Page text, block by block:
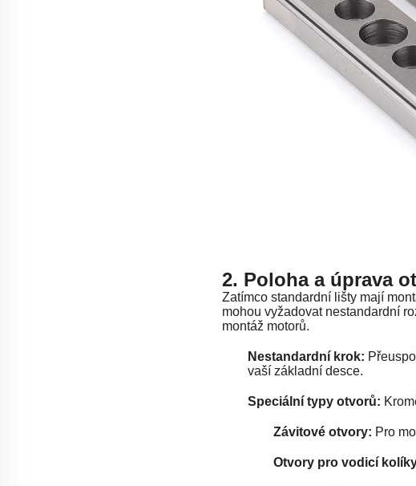
2. Poloha a úprava
Zatímco standardní lišty mají
mohou vyžadovat nestandardní
montáž motorů.
Nestandardní krok:
vaší základní desce.
Speciální typy otvorů:
Závitové otvory: Pro
Otvory pro vodicí